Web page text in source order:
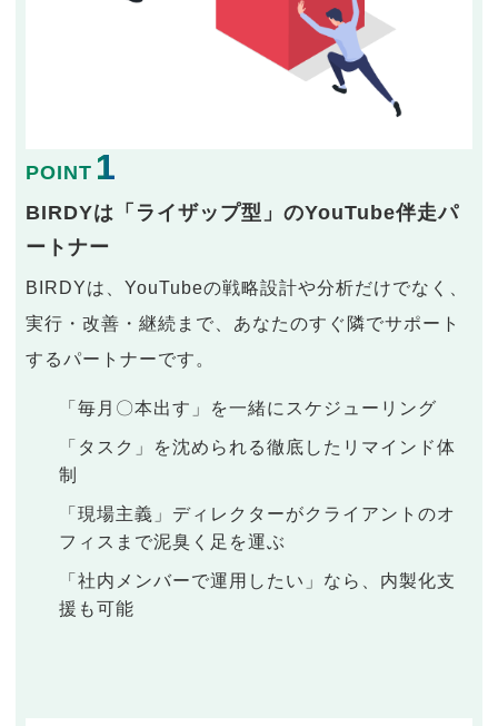
POINT 1
BIRDYは「ライザップ型」のYouTube伴走パ
ートナー
BIRDYは、YouTubeの戦略設計や分析だけでなく、
実行・改善・継続まで、あなたのすぐ隣でサポート
するパートナーです。
「毎月〇本出す」を一緒にスケジューリング
「タスク」を沈められる徹底したリマインド体
制
「現場主義」ディレクターがクライアントのオ
フィスまで泥臭く足を運ぶ
「社内メンバーで運用したい」なら、内製化支
援も可能